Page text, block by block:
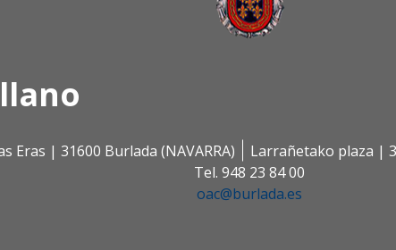
Eras | 31600 Burlada (NAVARRA)
Larrañetako plaza |
Tel. 948 23 84 00
oac@burlada.es